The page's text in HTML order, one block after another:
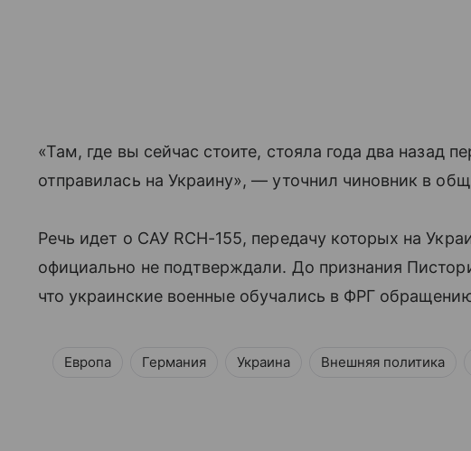
«Там, где вы сейчас стоите, стояла года два назад
отправилась на Украину», — уточнил чиновник в
Речь идет о САУ RCH-155, передачу которых на
официально не подтверждали. До признания
что украинские военные обучались в ФРГ
Европа Германия Украина Внешняя политика